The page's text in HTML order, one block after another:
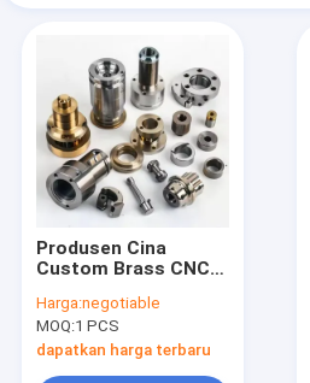
Produsen Cina
Custom Brass CNC
Precision Engineering
Brass Parts
Stainless Steel 3D
Model
Harga:negotiable
MOQ:1 PCS
dapatkan harga terbaru